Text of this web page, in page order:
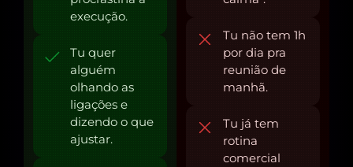
execução.
Tu quer
alguém
olhando as
ligações e
dizendo o que
ajustar.
Tu não tem 1h
por dia pra
reunião de
manhã.
Tu já tem
rotina
comercial